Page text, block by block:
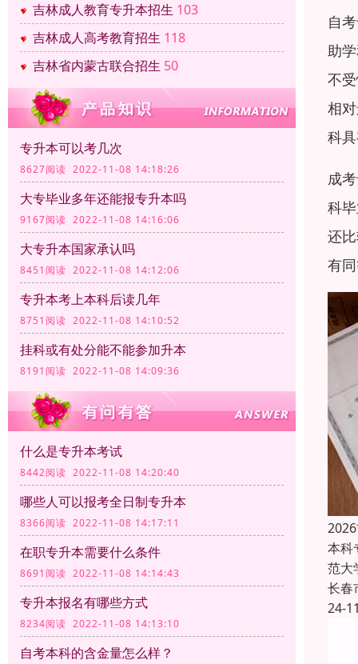
吉林成人教育专升本招生 103
吉林成人高考教育招生 118
吉林省内蒙古联合招生 50
专升本可以考几次
8627阅读 2022-11-08 14:18:26
大专毕业多年还能报专升本吗
9167阅读 2022-11-08 14:16:06
大专升本国家承认吗
8451阅读 2022-11-08 14:12:06
专升本考上本科后读几年
8751阅读 2022-11-08 14:10:52
挂科或有处分能不能参加升本
8191阅读 2022-11-08 14:09:36
什么是专升本考试
8442阅读 2022-11-08 14:20:40
哪些人可以报考全日制专升本
8366阅读 2022-11-08 14:17:11
在职专升本需要什么条件
8691阅读 2022-11-08 14:14:43
专升本报名有哪些方式
8234阅读 2022-11-08 14:13:10
自考本科的含金量怎么样？
自
助
不
相
科
成
科
还
有
本科
范大
长春
24-